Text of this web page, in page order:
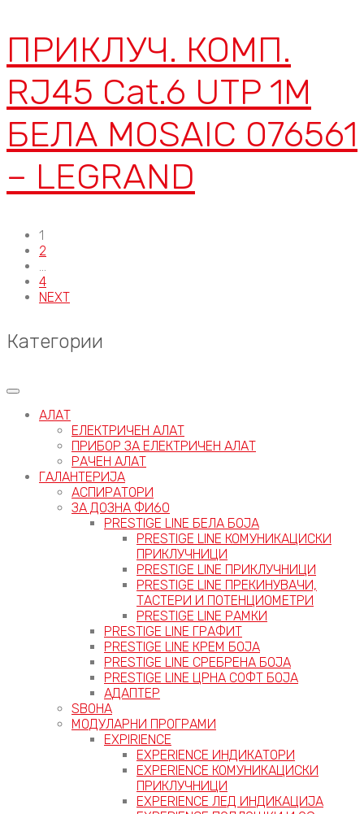
ПРИКЛУЧ. КОМП.
RJ45 Cat.6 UTP 1M
БЕЛА MOSAIC 076561
– LEGRAND
1
2
4
NEXT
Категории
АЛАТ
ЕЛЕКТРИЧЕН АЛАТ
ПРИБОР ЗА ЕЛЕКТРИЧЕН АЛАТ
РАЧЕН АЛАТ
ГАЛАНТЕРИЈА
АСПИРАТОРИ
ЗА ДОЗНА ФИ60
PRESTIGE LINE БЕЛА БОЈА
PRESTIGE LINE КОМУНИКАЦИСКИ
ПРИКЛУЧНИЦИ
PRESTIGE LINE ПРИКЛУЧНИЦИ
PRESTIGE LINE ПРЕКИНУВАЧИ,
ТАСТЕРИ И ПОТЕНЦИОМЕТРИ
PRESTIGE LINE РАМКИ
PRESTIGE LINE ГРАФИТ
PRESTIGE LINE КРЕМ БОЈА
PRESTIGE LINE СРЕБРЕНА БОЈА
PRESTIGE LINE ЦРНА СОФТ БОЈА
АДАПТЕР
ЅВОНА
МОДУЛАРНИ ПРОГРАМИ
EXPIRIENCE
EXPERIENCE ИНДИКАТОРИ
EXPERIENCE КОМУНИКАЦИСКИ
ПРИКЛУЧНИЦИ
EXPERIENCE ЛЕД ИНДИКАЦИЈА